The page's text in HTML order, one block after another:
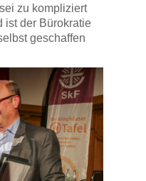
zu kompliziert
ist der Bürokratie
geschaffen